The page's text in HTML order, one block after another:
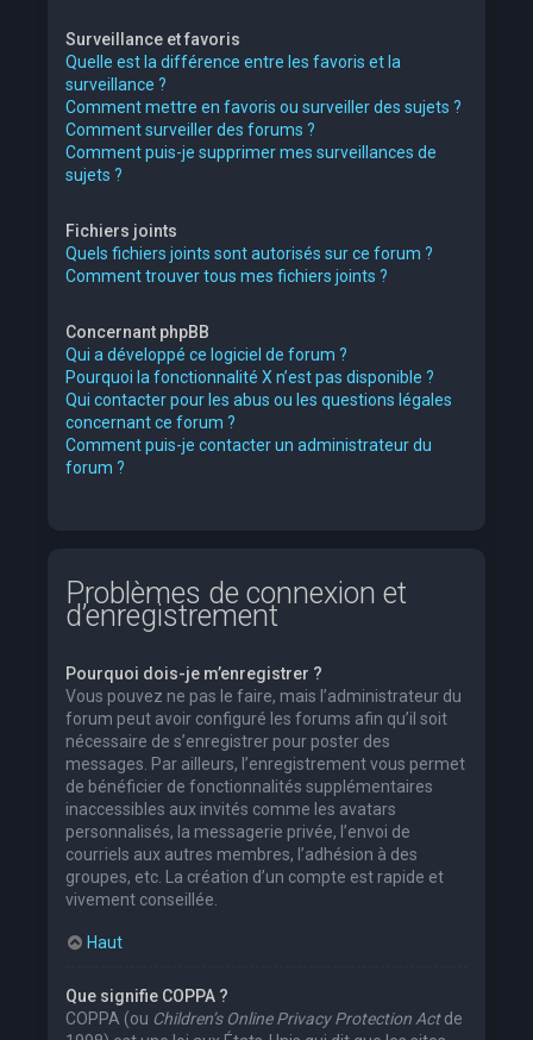
Surveillance et favoris
Quelle est la différence entre les favoris et la
surveillance ?
Comment mettre en favoris ou surveiller des sujets ?
Comment surveiller des forums ?
Comment puis-je supprimer mes surveillances de
sujets ?
Fichiers joints
Quels fichiers joints sont autorisés sur ce forum ?
Comment trouver tous mes fichiers joints ?
Concernant phpBB
Qui a développé ce logiciel de forum ?
Pourquoi la fonctionnalité X n’est pas disponible ?
Qui contacter pour les abus ou les questions légales
concernant ce forum ?
Comment puis-je contacter un administrateur du
forum ?
Problèmes de connexion et
d’enregistrement
Pourquoi dois-je m’enregistrer ?
Vous pouvez ne pas le faire, mais l’administrateur du
forum peut avoir configuré les forums afin qu’il soit
nécessaire de s’enregistrer pour poster des
messages. Par ailleurs, l’enregistrement vous permet
de bénéficier de fonctionnalités supplémentaires
inaccessibles aux invités comme les avatars
personnalisés, la messagerie privée, l’envoi de
courriels aux autres membres, l’adhésion à des
groupes, etc. La création d’un compte est rapide et
vivement conseillée.
Haut
Que signifie COPPA ?
COPPA (ou Children’s Online Privacy Protection Actde